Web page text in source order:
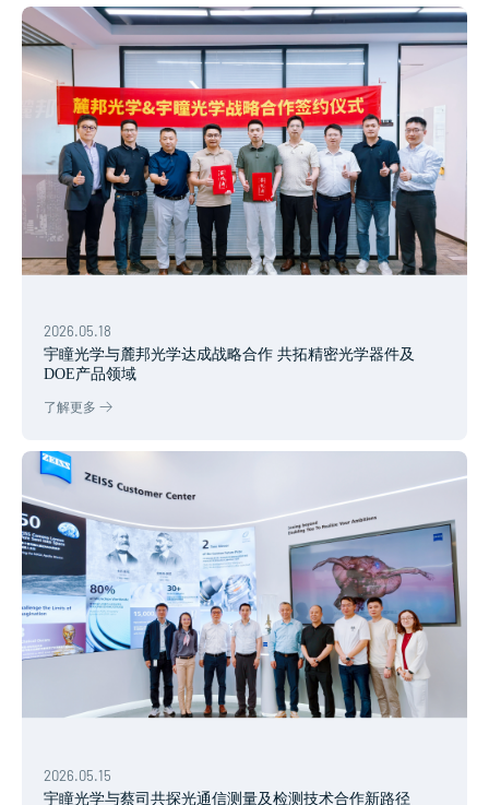
2026.05.18
宇瞳光学与麓邦光学达成战略合作 共拓精密光学器件及
DOE产品领域
了解更多
2026.05.15
宇瞳光学与蔡司共探光通信测量及检测技术合作新路径